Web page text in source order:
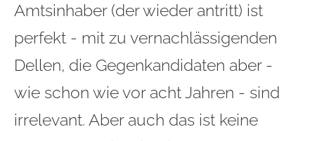
Amtsinhaber (der wieder antritt) ist
perfekt - mit zu vernachlässigenden
Dellen, die Gegenkandidaten aber -
wie schon wie vor acht Jahren - sind
irrelevant. Aber auch das ist keine